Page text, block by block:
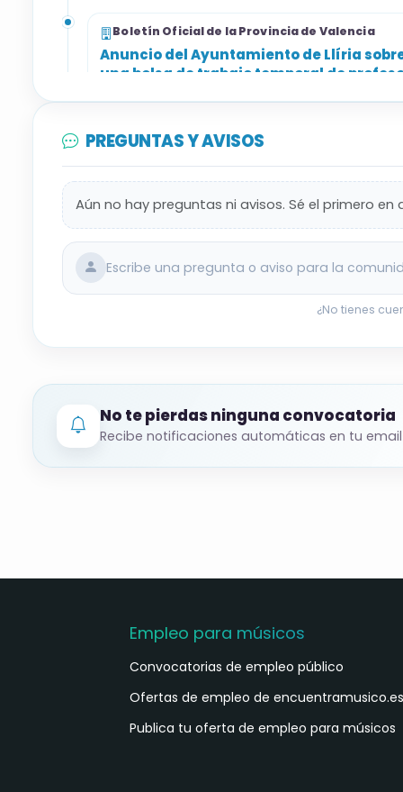
Boletín Oficial de la Provincia de Valencia
Anuncio del Ayuntamiento de Llíria
una bolsa de trabajo temporal de
PREGUNTAS Y AVISOS
Aún no hay preguntas ni avisos. Sé el primero
Escribe una pregunta o aviso para la
¿No tienes
No te pierdas ninguna convocatoria
Recibe notificaciones automáticas en tu
Empleo para músicos
Convocatorias de empleo público
Ofertas de empleo de encuentramusico.es
Publica tu oferta de empleo para músicos